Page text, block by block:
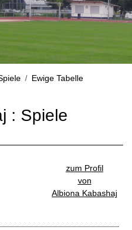
Ewige Tabelle
: Spiele
zum Profil
von
Albiona Kabashaj